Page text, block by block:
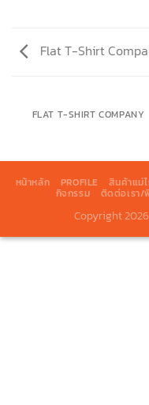
Flat T-Shirt
FLAT T-SHIRT COMPANY
หน้าหลัก PROFILE สินค้าแม่
กิจกรรม ติดต่อเรา/
Copyright